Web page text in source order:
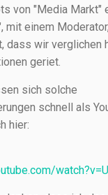
von "Media Markt"
mit einem
dass wir verglichen
geriet.
sich solche
schnell als
hier: